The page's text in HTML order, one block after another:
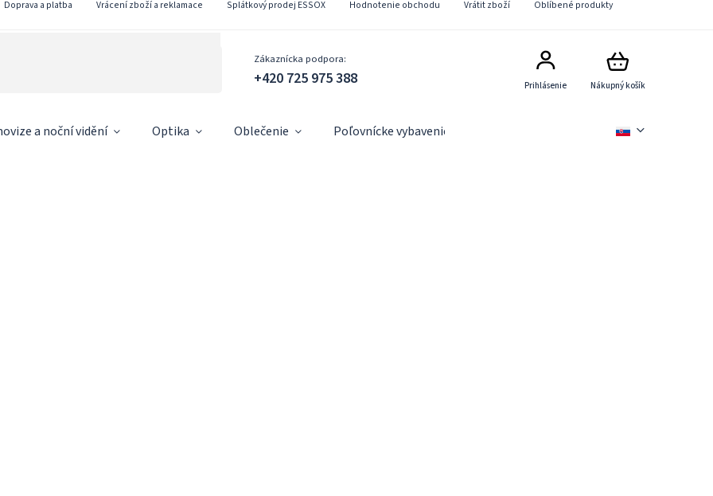
Doprava a platba Vrácení zboží a reklamace Splátkový prodej ESSOX Hodnotenie obchodu Vrátit zboží
Oblíbené produkty
Zákaznícka podpora:
+420 725 975 388 Nákupný košík
Prihlásenie
a noční vidění Optika Oblečenie Poľovnícke vybavenie Novinky